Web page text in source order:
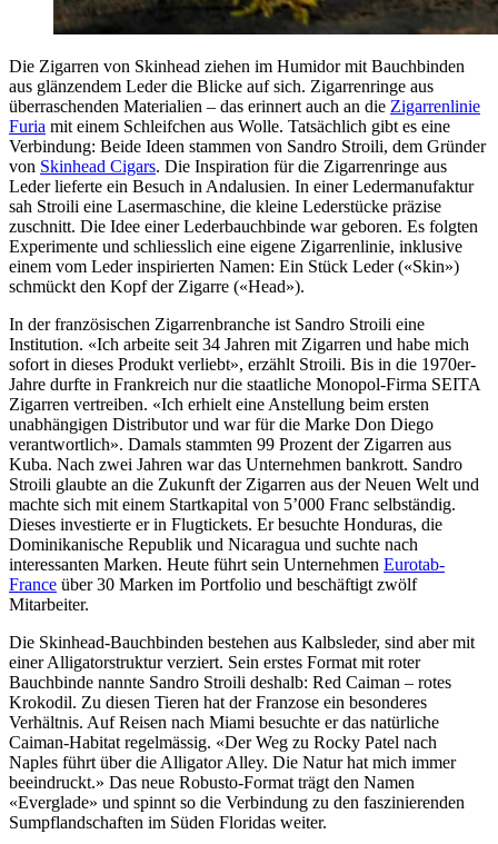
Die Zigarren von Skinhead ziehen im Humidor mit Bauchbinden
aus glänzendem Leder die Blicke auf sich. Zigarrenringe aus
überraschenden Materialien – das erinnert auch an die Zigarrenlinie
Furia mit einem Schleifchen aus Wolle. Tatsächlich gibt es eine
Verbindung: Beide Ideen stammen von Sandro Stroili, dem Gründer
von Skinhead Cigars. Die Inspiration für die Zigarrenringe aus
Leder lieferte ein Besuch in Andalusien. In einer Ledermanufaktur
sah Stroili eine Lasermaschine, die kleine Lederstücke präzise
zuschnitt. Die Idee einer Lederbauchbinde war geboren. Es folgten
Experimente und schliesslich eine eigene Zigarrenlinie, inklusive
einem vom Leder inspirierten Namen: Ein Stück Leder («Skin»)
schmückt den Kopf der Zigarre («Head»).
In der französischen Zigarrenbranche ist Sandro Stroili eine
Institution. «Ich arbeite seit 34 Jahren mit Zigarren und habe mich
sofort in dieses Produkt verliebt», erzählt Stroili. Bis in die 1970er-
Jahre durfte in Frankreich nur die staatliche Monopol-Firma SEITA
Zigarren vertreiben. «Ich erhielt eine Anstellung beim ersten
unabhängigen Distributor und war für die Marke Don Diego
verantwortlich». Damals stammten 99 Prozent der Zigarren aus
Kuba. Nach zwei Jahren war das Unternehmen bankrott. Sandro
Stroili glaubte an die Zukunft der Zigarren aus der Neuen Welt und
machte sich mit einem Startkapital von 5’000 Franc selbständig.
Dieses investierte er in Flugtickets. Er besuchte Honduras, die
Dominikanische Republik und Nicaragua und suchte nach
interessanten Marken. Heute führt sein Unternehmen Eurotab-
France über 30 Marken im Portfolio und beschäftigt zwölf
Mitarbeiter.
Die Skinhead-Bauchbinden bestehen aus Kalbsleder, sind aber mit
einer Alligatorstruktur verziert. Sein erstes Format mit roter
Bauchbinde nannte Sandro Stroili deshalb: Red Caiman – rotes
Krokodil. Zu diesen Tieren hat der Franzose ein besonderes
Verhältnis. Auf Reisen nach Miami besuchte er das natürliche
Caiman-Habitat regelmässig. «Der Weg zu Rocky Patel nach
Naples führt über die Alligator Alley. Die Natur hat mich immer
beeindruckt.» Das neue Robusto-Format trägt den Namen
«Everglade» und spinnt so die Verbindung zu den faszinierenden
Sumpflandschaften im Süden Floridas weiter.